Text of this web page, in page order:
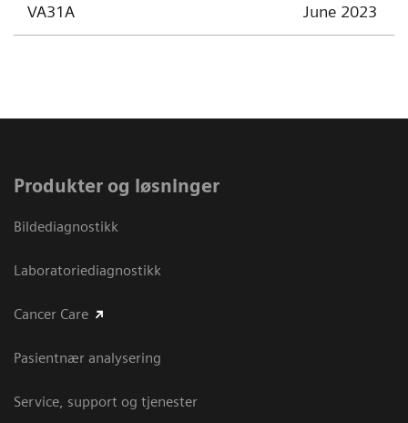
VA31A June 2023
Produkter og løsninger
Bildediagnostikk
Laboratoriediagnostikk
Cancer Care
Pasientnær analysering
Service, support og tjenester